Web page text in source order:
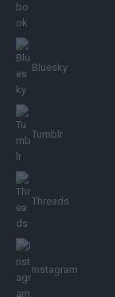
Bluesky
Tumblr
Threads
Instagram